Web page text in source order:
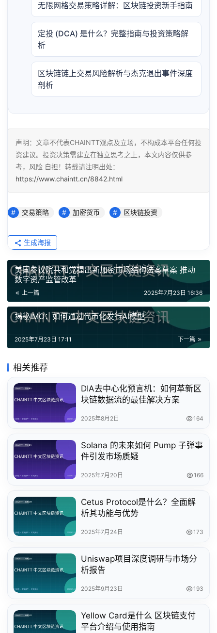
无限网格交易策略详解：区块链投资新手指南
定投 (DCA) 是什么？完整指南与投资策略解
析
区块链链上交易风险解析与杰克退出事件深度
剖析
声明：文章不代表CHAINTT观点及立场，不构成本平台任何投
资建议。投资决策需建立在独立思考之上，本文内容仅供参
考，风险 自担！转载请注明出处：
https://www.chaintt.cn/8842.html
交易策略 加密货币 区块链投资
生成海报
美国参议院共和党提出新加密市场结构法案草案 推动
数字资产监管改革
上一篇 2025年7月23日 16:36
揭秘IMO：如何通过代币化发行AI模型
下一篇
2025年7月23日 17:11
相关推荐
DIA去中心化预言机：如何革新区
块链数据流的最佳解决方案
2025年8月2日 164
Solana 的未来如何 Pump 子弹事
件引发市场质疑
2025年7月20日 166
Cetus Protocol是什么？全面解
析其功能与优势
2025年7月24日 173
Uniswap项目深度调研与市场分
析报告
2025年9月23日 193
Yellow Card是什么 区块链支付
平台介绍与使用指南